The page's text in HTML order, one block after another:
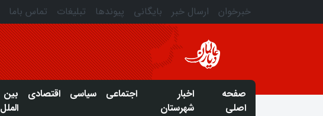
خبرخوان ارسال خبر بایگانی پیوندها تبلیغات تماس باما
صفحه
اصلی
اخبار
شهرستان
اجتماعی سیاسی اقتصادی
بین
الملل